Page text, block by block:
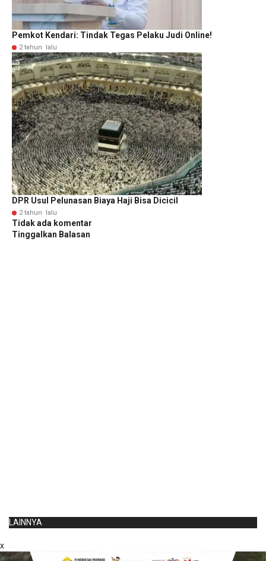
Pemkot Kendari: Tindak Tegas Pelaku Judi Online!
2 tahun lalu
DPR Usul Pelunasan Biaya Haji Bisa Dicicil
2 tahun lalu
Tidak ada komentar
Tinggalkan Balasan
LAINNYA
x